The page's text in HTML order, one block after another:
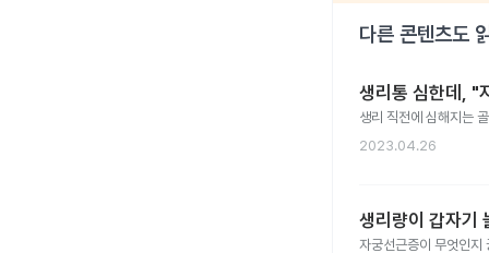
다른 콘텐츠도
생리통 심한데, "
생리 직전에 심해지는
2023.04.26
생리량이 갑자기
자궁선근증이 무엇인지